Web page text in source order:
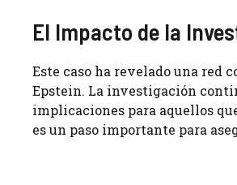
El Impacto de la
Este caso ha revelado una red
Epstein. La investigación
implicaciones para aquellos
es un paso importante para